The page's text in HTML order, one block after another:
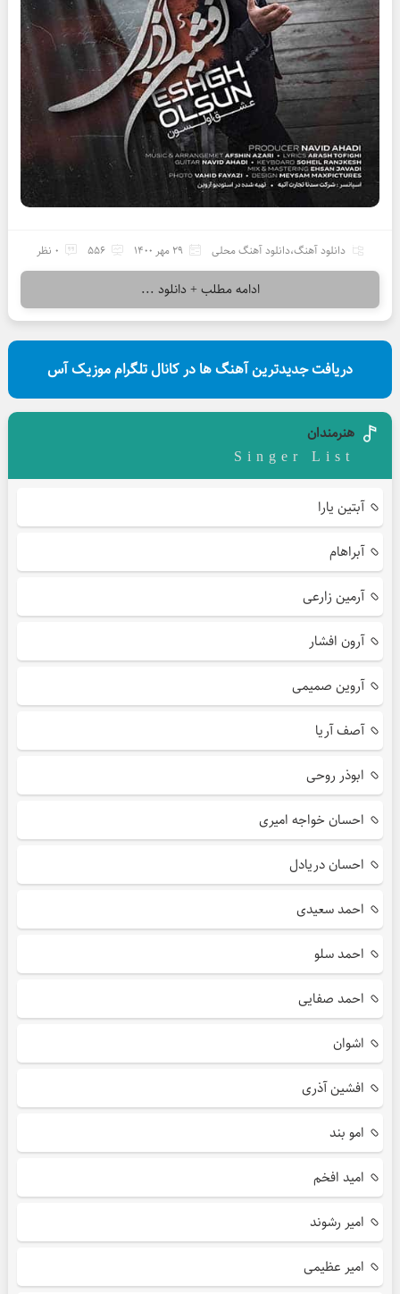
دانلود آهنگ،دانلود آهنگ محلی 29 مهر 1400 556 0 نظر
ادامه مطلب + دانلود ...
دریافت جدیدترین آهنگ ها در کانال تلگرام موزیک آس
هنرمندان
Singer List
آبتین یارا
آبراهام
آرمین زارعی
آرون افشار
آروین صمیمی
آصف آریا
ابوذر روحی
احسان خواجه امیری
احسان دریادل
احمد سعیدی
احمد سلو
احمد صفایی
اشوان
افشین آذری
امو بند
امید افخم
امیر رشوند
امیر عظیمی